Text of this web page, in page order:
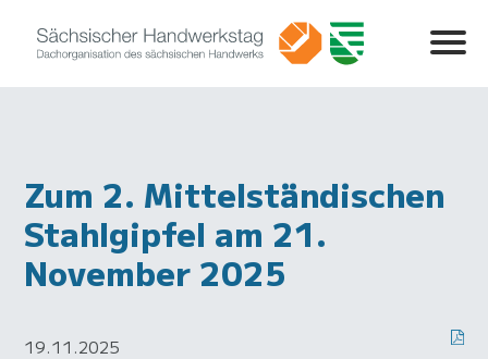
Zum 2. Mittelständischen
Stahlgipfel am 21.
November 2025
19.11.2025